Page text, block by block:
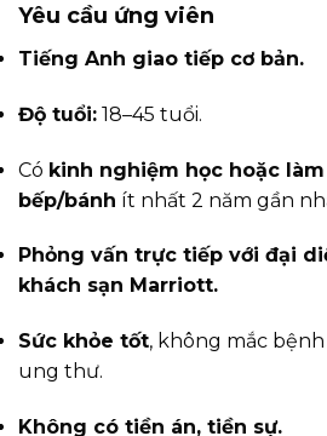
Yêu cầu ứng viên
Tiếng Anh giao tiếp cơ bản.
Độ tuổi: 18–45 tuổi.
Có kinh nghiệm học hoặc
bếp/bánh ít nhất 2 năm gần
Phỏng vấn trực tiếp với đại
khách sạn Marriott.
Sức khỏe tốt, không mắc
ung thư.
Không có tiền án, tiền sự.